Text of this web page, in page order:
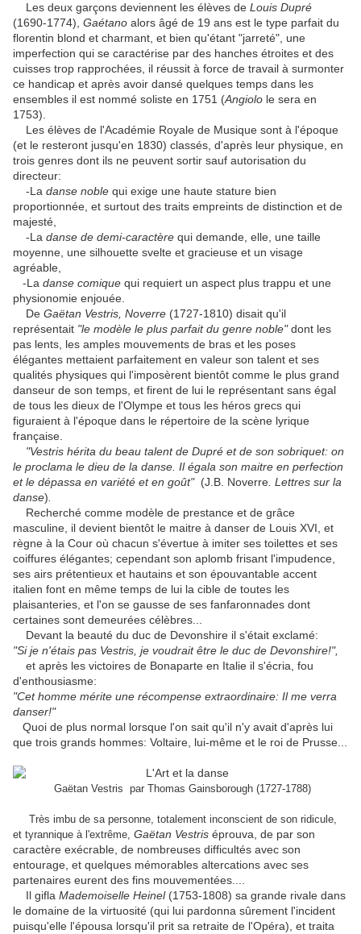
Les deux garçons deviennent les élèves de Louis Dupré
(1690-1774), Gaétano alors âgé de 19 ans est le type parfait du
florentin blond et charmant, et bien qu'étant "jarreté", une
imperfection qui se caractérise par des hanches étroites et des
cuisses trop rapprochées, il réussit à force de travail à surmonter
ce handicap et après avoir dansé quelques temps dans les
ensembles il est nommé soliste en 1751 (Angiolo le sera en
1753).
Les élèves de l'Académie Royale de Musique sont à l'époque
(et le resteront jusqu'en 1830) classés, d'après leur physique, en
trois genres dont ils ne peuvent sortir sauf autorisation du
directeur:
-La danse noble qui exige une haute stature bien
proportionnée, et surtout des traits empreints de distinction et de
majesté,
-La danse de demi-caractère qui demande, elle, une taille
moyenne, une silhouette svelte et gracieuse et un visage
agréable,
-La danse comique qui requiert un aspect plus trappu et une
physionomie enjouée.
De Gaëtan Vestris, Noverre (1727-1810) disait qu'il
représentait "le modèle le plus parfait du genre noble"dont les
pas lents, les amples mouvements de bras et les poses
élégantes mettaient parfaitement en valeur son talent et ses
qualités physiques qui l'imposèrent bientôt comme le plus grand
danseur de son temps, et firent de lui le représentant sans égal
de tous les dieux de l'Olympe et tous les héros grecs qui
figuraient à l'époque dans le répertoire de la scène lyrique
française.
"Vestris hérita du beau talent de Dupré et de son sobriquet: on
le proclama le dieu de la danse. Il égala son maitre en perfection
et le dépassa en variété et en goût" (J.B. Noverre . Lettres sur la
danse)
Recherché comme modèle de prestance et de grâce
masculine, il devient bientôt le maitre à danser de Louis XVI, et
règne à la Cour où chacun s'évertue à imiter ses toilettes et ses
coiffures élégantes; cependant son aplomb frisant l'impudence,
ses airs prétentieux et hautains et son épouvantable accent
italien font en même temps de lui la cible de toutes les
plaisanteries, et l'on se gausse de ses fanfaronnades dont
certaines sont demeurées célèbres...
Devant la beauté du duc de Devonshire il s'était exclamé:
"Si je n'étais pas Vestris, je voudrait être le duc de Devonshire!",
et après les victoires de Bonaparte en Italie il s'écria, fou
d'enthousiasme:
"Cet homme mérite une récompense extraordinaire: Il me verra
danser!"
Quoi de plus normal lorsque l'on sait qu'il n'y avait d'après lui
que trois grands hommes: Voltaire, lui-même et le roi de Prusse...
Gaëtan Vestris par Thomas Gainsborough (1727-1788)
Très imbu de sa personne, totalement inconscient de son ridicule,
et tyrannique à l'extrême, Gaëtan Vestris éprouva, de par son
caractère exécrable, de nombreuses difficultés avec son
entourage, et quelques mémorables altercations avec ses
partenaires eurent des fins mouvementées....
Il gifla Mademoiselle Heinel (1753-1808) sa grande rivale dans
le domaine de la virtuosité (qui lui pardonna sûrement l'incident
puisqu'elle l'épousa lorsqu'il prit sa retraite de l'Opéra), et traita